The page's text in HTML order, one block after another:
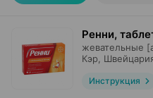
Ренни,
жевательные
Кэр ,
Инструкция